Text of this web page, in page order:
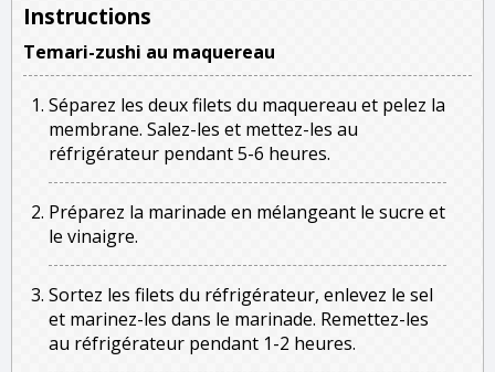
Instructions
Temari-zushi au maquereau
Séparez les deux filets du maquereau et pelez la
membrane. Salez-les et mettez-les au
réfrigérateur pendant 5-6 heures.
Préparez la marinade en mélangeant le sucre et
le vinaigre.
Sortez les filets du réfrigérateur, enlevez le sel
et marinez-les dans le marinade. Remettez-les
au réfrigérateur pendant 1-2 heures.